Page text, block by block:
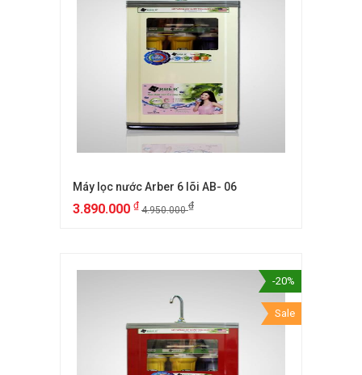
Máy lọc nước Arber 6 lõi AB- 06
3.890.000 ₫ 4.950.000₫
-20%
Sale